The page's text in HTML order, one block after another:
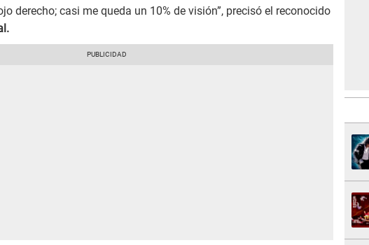
derecho; casi me queda un 10% de visión”, precisó el reconocido